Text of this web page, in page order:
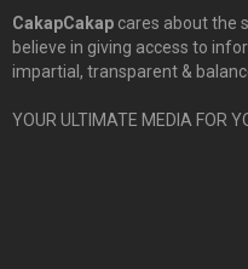
CakapCakap cares about the
believe in giving access to
impartial, transparent &
YOUR ULTIMATE MEDIA FOR